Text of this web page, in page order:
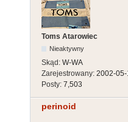
Toms Atarowiec
Nieaktywny
Skąd: W-WA
Zarejestrowany: 2002-05-
Posty: 7,503
perinoid